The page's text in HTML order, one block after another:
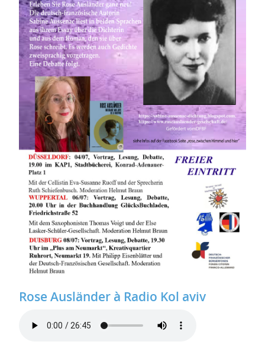
Rose Ausländer à Radio Kol aviv